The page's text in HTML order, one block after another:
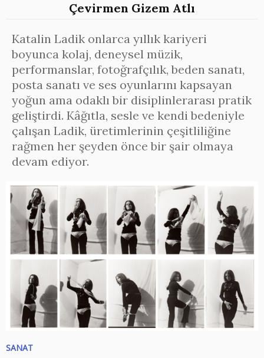
Çevirmen Gizem Atlı
Katalin Ladik onlarca yıllık kariyeri
boyunca kolaj, deneysel müzik,
performanslar, fotoğrafçılık, beden sanatı,
posta sanatı ve ses oyunlarını kapsayan
yoğun ama odaklı bir disiplinlerarası pratik
geliştirdi. Kâğıtla, sesle ve kendi bedeniyle
çalışan Ladik, üretimlerinin çeşitliliğine
rağmen her şeyden önce bir şair olmaya
devam ediyor.
SANAT